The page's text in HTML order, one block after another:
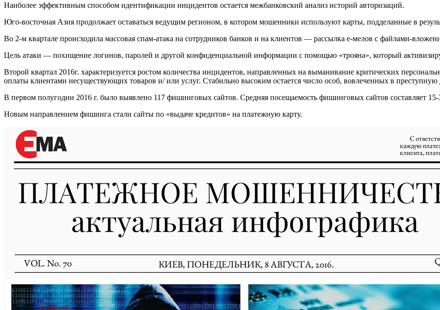
Наиболее эффективным способом идентификации инцидентов остается межбанковский анализ историй авторизаций.
Юго-восточная Азия продолжает оставаться ведущим регионом, в котором мошенники используют карты, подделанные в
Во 2-м квартале происходила массовая спам-атака на сотрудников банков и на клиентов — рассылка е-мелов с файлами-
Цель атаки — похищение логинов, паролей и другой конфиденциальной информации с помощью «трояна», который
Второй квартал 2016г. характеризуется ростом количества инцидентов, направленных на выманивание критических
оплаты клиентами несуществующих товаров и/ или услуг. Стабильно высоким остается число особ, вовлеченных в преступную
В первом полугодии 2016 г. было выявлено 117 фишинговых сайтов. Средняя посещаемость фишинговых сайтов составляет
Новым направлением фишинга стали сайты по «выдаче кредитов» на платежную карту.